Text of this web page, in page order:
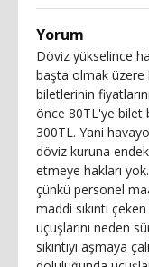
Yorum
Döviz yükselince
başta olmak üzere
biletlerinin
önce 80TL'ye bilet
300TL. Yani
döviz kuruna
etmeye hakları
çünkü personel
maddi sıkıntı
uçuşlarını neden
sıkıntıyı aşmaya